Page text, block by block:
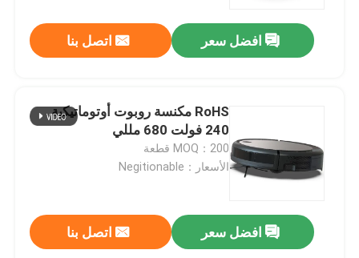
معلومات عنا
رقابة جودة
الروبوت مكنسة كهربائية
افضل سعر اتصل بنا
RoHS مكنسة روبوت أوتوماتيكية
240 فولت 680 مللي
MOQ：200 قطعة
الأسعار：Negitionable
افضل سعر اتصل بنا